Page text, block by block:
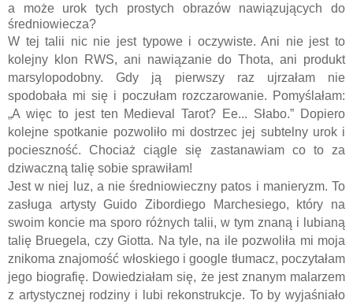
a może urok tych prostych obrazów nawiązujących do
średniowiecza?
W tej talii nic nie jest typowe i oczywiste. Ani nie jest to
kolejny klon RWS, ani nawiązanie do Thota, ani produkt
marsylopodobny. Gdy ją pierwszy raz ujrzałam nie
spodobała mi się i poczułam rozczarowanie. Pomyślałam:
„A więc to jest ten Medieval Tarot? Ee... Słabo.” Dopiero
kolejne spotkanie pozwoliło mi dostrzec jej subtelny urok i
pocieszność. Chociaż ciągle się zastanawiam co to za
dziwaczną talię sobie sprawiłam!
Jest w niej luz, a nie średniowieczny patos i manieryzm. To
zasługa artysty Guido Zibordiego Marchesiego, który na
swoim koncie ma sporo różnych talii, w tym znaną i lubianą
talię Bruegela, czy Giotta. Na tyle, na ile pozwoliła mi moja
znikoma znajomość włoskiego i google tłumacz, poczytałam
jego biografię. Dowiedziałam się, że jest znanym malarzem
z artystycznej rodziny i lubi rekonstrukcje. To by wyjaśniało